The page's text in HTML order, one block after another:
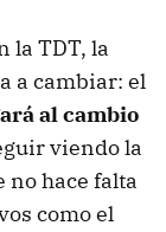
la TDT, la
a cambiar: el
al cambio
viendo la
hace falta
como el